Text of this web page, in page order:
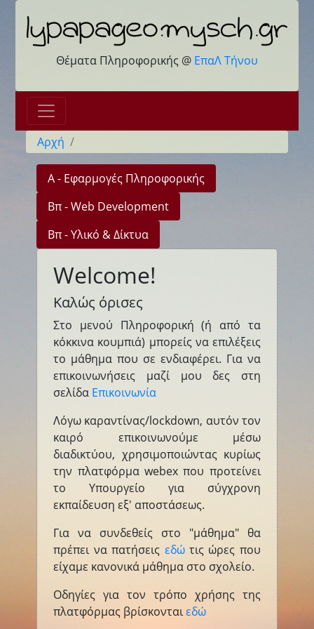
Θέματα Πληροφορικής @ ΕπαΛ Τήνου
Αρχή
Α - Εφαρμογές Πληροφορικής
Βπ - Web Development
Βπ - Υλικό & Δίκτυα
Welcome!
Καλώς όρισες
Στο μενού Πληροφορική (ή από τα
κόκκινα κουμπιά) μπορείς να επιλέξεις
το μάθημα που σε ενδιαφέρει. Για να
επικοινωνήσεις μαζί μου δες στη
σελίδα Επικοινωνία
Λόγω καραντίνας/lockdown, αυτόν τον
καιρό επικοινωνούμε μέσω
διαδικτύου, χρησιμοποιώντας κυρίως
την πλατφόρμα webex που προτείνει
το Υπουργείο για σύγχρονη
εκπαίδευση εξ' αποστάσεως.
Για να συνδεθείς στο "μάθημα" θα
πρέπει να πατήσεις εδώτις ώρες που
είχαμε κανονικά μάθημα στο σχολείο.
Οδηγίες για τον τρόπο χρήσης της
πλατφόρμας βρίσκονταιεδώ